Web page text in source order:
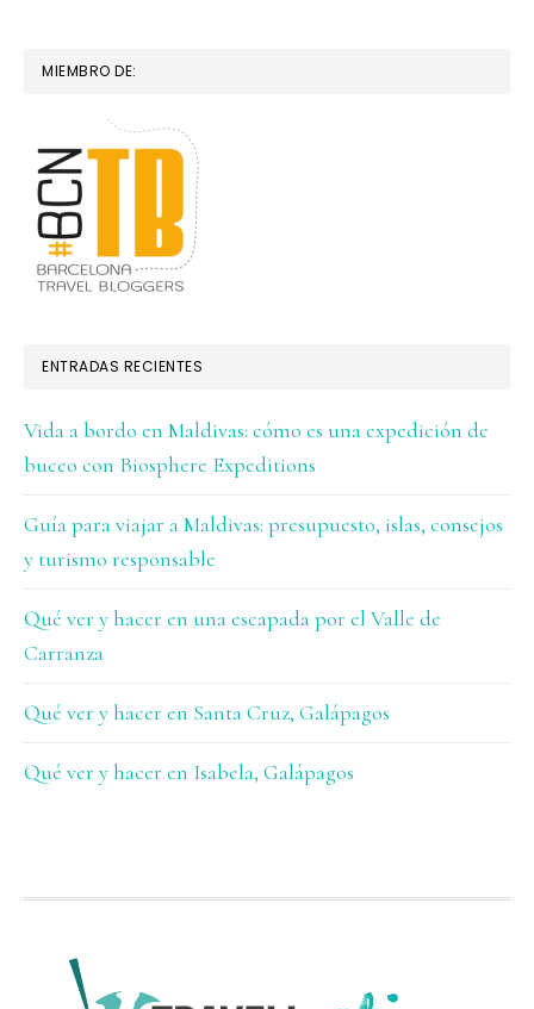
MIEMBRO DE:
ENTRADAS RECIENTES
Vida a bordo en Maldivas: cómo es una expedición de
buceo con Biosphere Expeditions
Guía para viajar a Maldivas: presupuesto, islas, consejos
y turismo responsable
Qué ver y hacer en una escapada por el Valle de
Carranza
Qué ver y hacer en Santa Cruz, Galápagos
Qué ver y hacer en Isabela, Galápagos
FOOTER